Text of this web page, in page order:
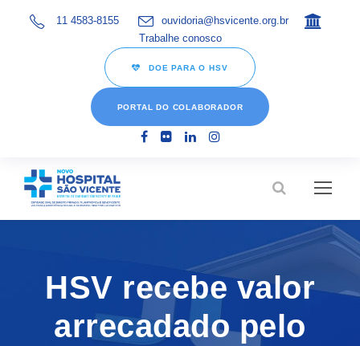
11 4583-8155
ouvidoria@hsvicente.org.br
Trabalhe conosco
DOE PARA O HSV
PORTAL DO COLABORADOR
HSV recebe valor
arrecadado pelo